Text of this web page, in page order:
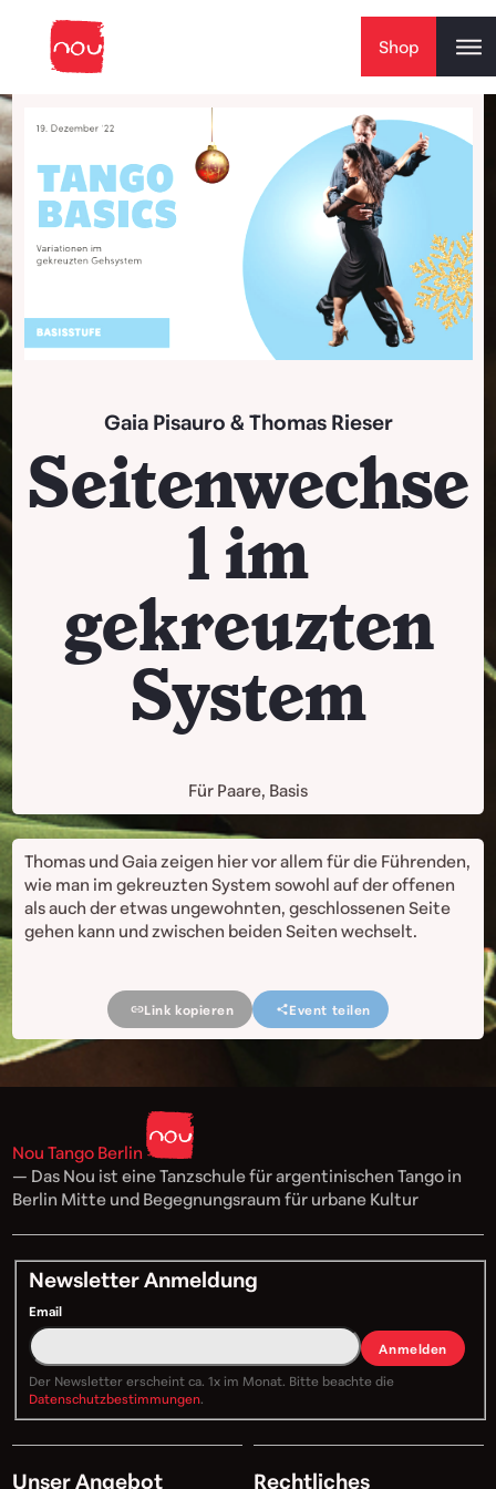
Shop
Seitenwechse
l im
gekreuzten
System
Gaia Pisauro & Thomas Rieser
Für Paare, Basis
Thomas und Gaia zeigen hier vor allem für die Führenden,
wie man im gekreuzten System sowohl auf der offenen
als auch der etwas ungewohnten, geschlossenen Seite
gehen kann und zwischen beiden Seiten wechselt.
Link kopieren Event teilen
Nou Tango Berlin
— Das Nou ist eine Tanzschule für argentinischen Tango in
Berlin Mitte und Begegnungsraum für urbane Kultur
Newsletter Anmeldung
Email
Anmelden
Der Newsletter erscheint ca. 1x im Monat. Bitte beachte die
Datenschutzbestimmungen.
Unser Angebot Rechtliches